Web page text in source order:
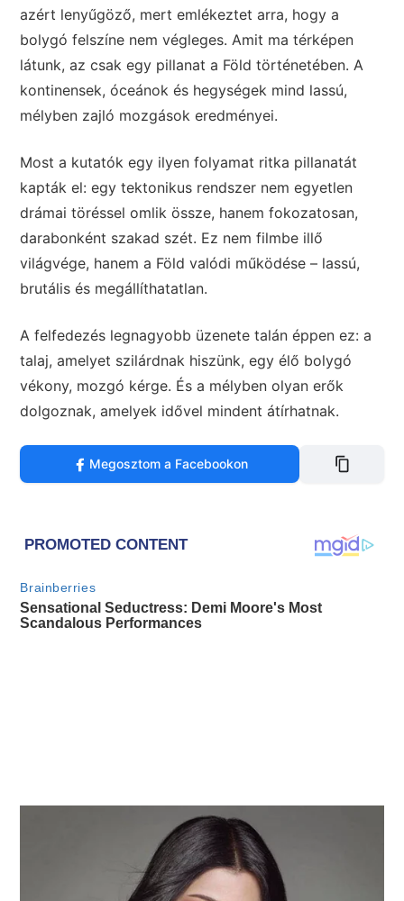
azért lenyűgöző, mert emlékeztet arra, hogy a
bolygó felszíne nem végleges. Amit ma térképen
látunk, az csak egy pillanat a Föld történetében. A
kontinensek, óceánok és hegységek mind lassú,
mélyben zajló mozgások eredményei.
Most a kutatók egy ilyen folyamat ritka pillanatát
kapták el: egy tektonikus rendszer nem egyetlen
drámai töréssel omlik össze, hanem fokozatosan,
darabonként szakad szét. Ez nem filmbe illő
világvége, hanem a Föld valódi működése – lassú,
brutális és megállíthatatlan.
A felfedezés legnagyobb üzenete talán éppen ez: a
talaj, amelyet szilárdnak hiszünk, egy élő bolygó
vékony, mozgó kérge. És a mélyben olyan erők
dolgoznak, amelyek idővel mindent átírhatnak.
Megosztom a Facebookon